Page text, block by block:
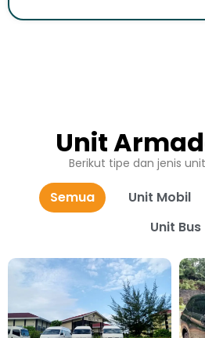
Unit
Berikut tipe dan jenis
Semua Unit Mobil
Unit Bus